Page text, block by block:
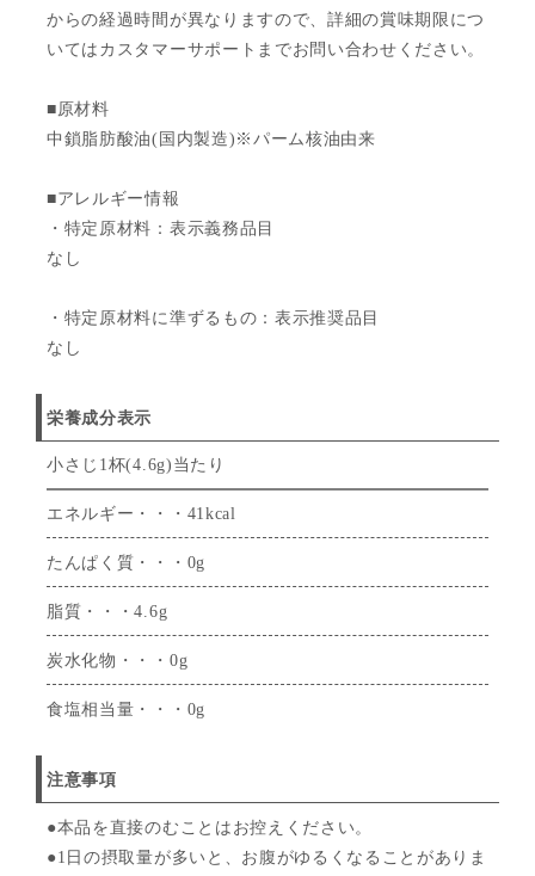
からの経過時間が異なりますので、詳細の賞味期限につ
いてはカスタマーサポートまでお問い合わせください。
■原材料
中鎖脂肪酸油(国内製造)※パーム核油由来
■アレルギー情報
・特定原材料：表示義務品目
なし
・特定原材料に準ずるもの：表示推奨品目
なし
栄養成分表示
小さじ1杯(4.6g)当たり
エネルギー・・・41kcal
たんぱく質・・・0g
脂質・・・4.6g
炭水化物・・・0g
食塩相当量・・・0g
注意事項
●本品を直接のむことはお控えください。
●1日の摂取量が多いと、お腹がゆるくなることがありま